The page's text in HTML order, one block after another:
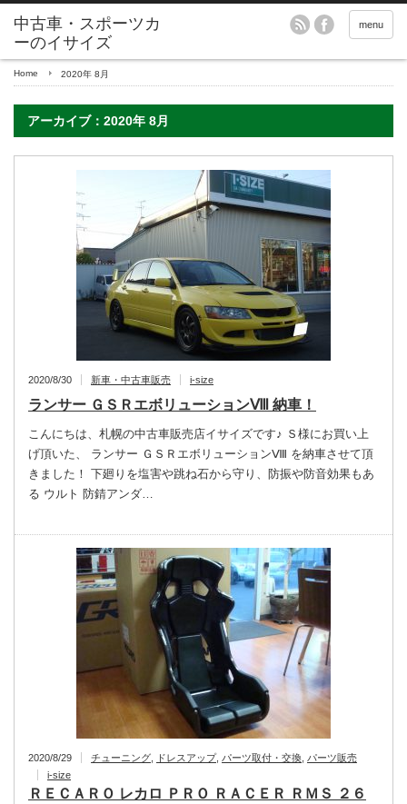
menu
Home 2020年 8月
アーカイブ：2020年 8月
2020/8/30 新車・中古車販売 i-size
ランサー ＧＳＲエボリューションⅧ 納車！
こんにちは、札幌の中古車販売店イサイズです♪ Ｓ様にお買い上
げ頂いた、 ランサー ＧＳＲエボリューションⅧ を納車させて頂
きました！ 下廻りを塩害や跳ね石から守り、防振や防音効果もあ
る ウルト 防錆アンダ…
2020/8/29 チューニング ドレスアップ, パーツ取付・交換 パーツ販売
i-size
ＲＥＣＡＲＯ レカロ ＰＲＯ ＲＡＣＥＲ ＲＭＳ ２６